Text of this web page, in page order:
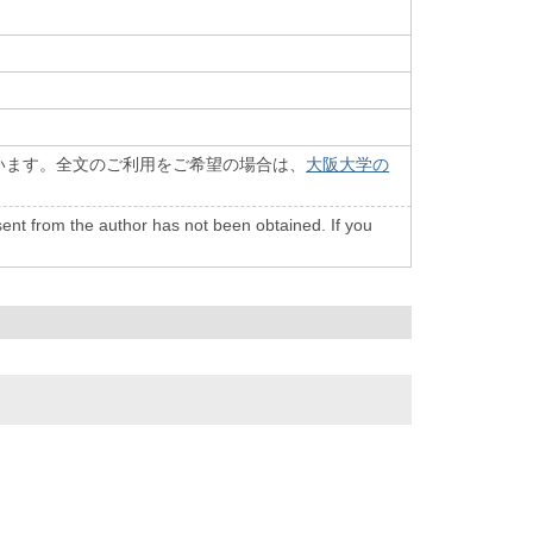
す。全文のご利用をご希望の場合は、 大阪大学の
from the author has not been obtained. If you